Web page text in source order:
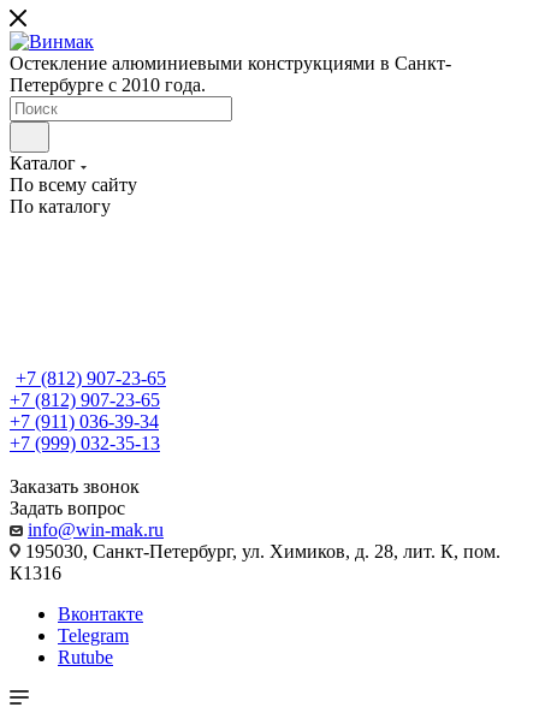
Остекление алюминиевыми конструкциями в Санкт-
Петербурге с 2010 года.
Каталог
По всему сайту
По каталогу
+7 (812) 907-23-65
+7 (812) 907-23-65
+7 (911) 036-39-34
+7 (999) 032-35-13
Заказать звонок
Задать вопрос
info@win-mak.ru
195030, Санкт-Петербург, ул. Химиков, д. 28, лит. К, пом.
К1316
Вконтакте
Telegram
Rutube